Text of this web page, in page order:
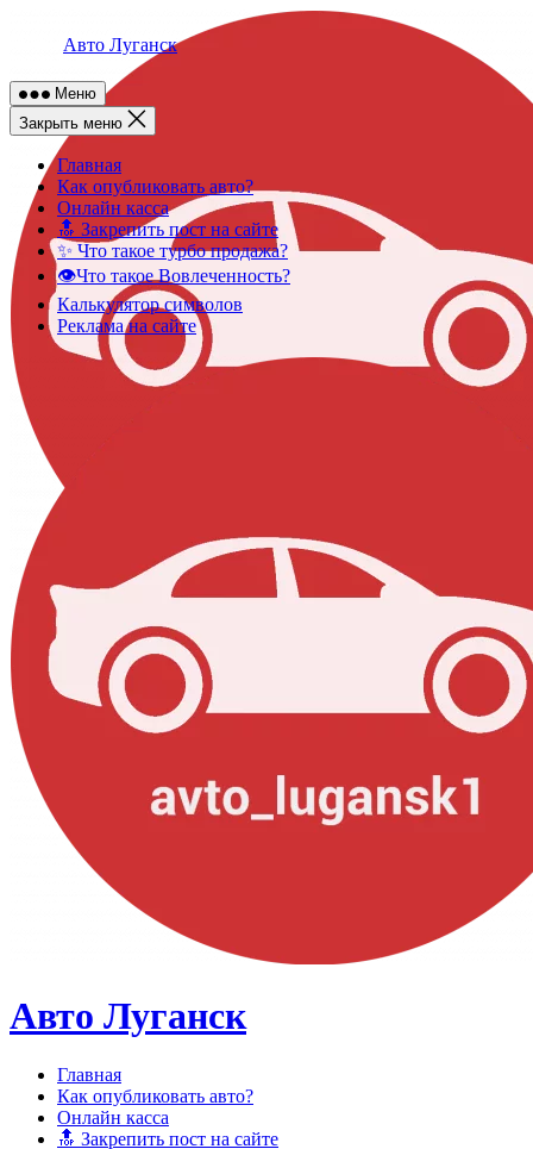
Авто Луганск
Меню
Закрыть меню
Главная
Как опубликовать авто?
Онлайн касса
🔝 Закрепить пост на сайте
✨ Что такое турбо продажа?
👁️Что такое Вовлеченность?
Калькулятор символов
Реклама на сайте
Авто Луганск
Главная
Как опубликовать авто?
Онлайн касса
🔝 Закрепить пост на сайте